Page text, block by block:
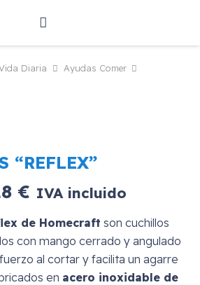
Diaria
Ayudas Comer
“REFLEX”
€ IVA incluido
de Homecraft son cuchillos
con mango cerrado y angulado
al cortar y facilita un agarre
en acero inoxidable de